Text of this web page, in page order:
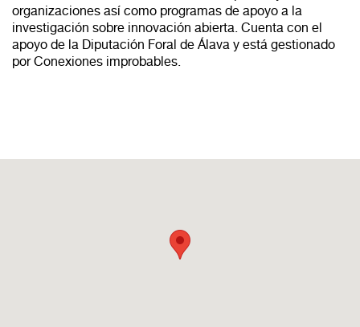
organizaciones así como programas de apoyo a la
investigación sobre innovación abierta. Cuenta con el
apoyo de la Diputación Foral de Álava y está gestionado
por Conexiones improbables.